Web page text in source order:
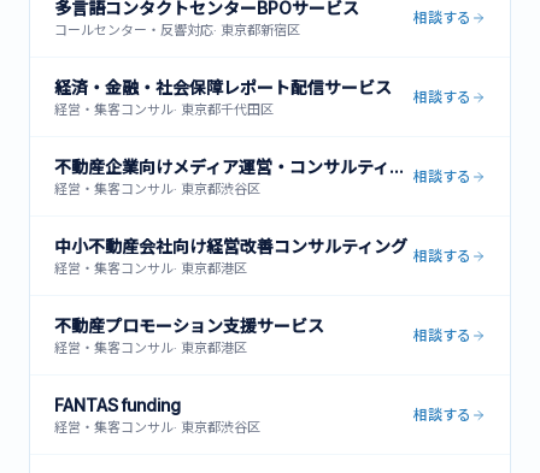
多言語コンタクトセンターBPOサービス
コールセンター・反響対応· 東京都新宿区
相談する
経済・金融・社会保障レポート配信サービス
経営・集客コンサル· 東京都千代田区
相談する
不動産企業向けメディア運営・コンサルティング
経営・集客コンサル· 東京都渋谷区
相談する
中小不動産会社向け経営改善コンサルティング
経営・集客コンサル· 東京都港区
相談する
不動産プロモーション支援サービス
経営・集客コンサル· 東京都港区
相談する
FANTAS funding
経営・集客コンサル· 東京都渋谷区
相談する